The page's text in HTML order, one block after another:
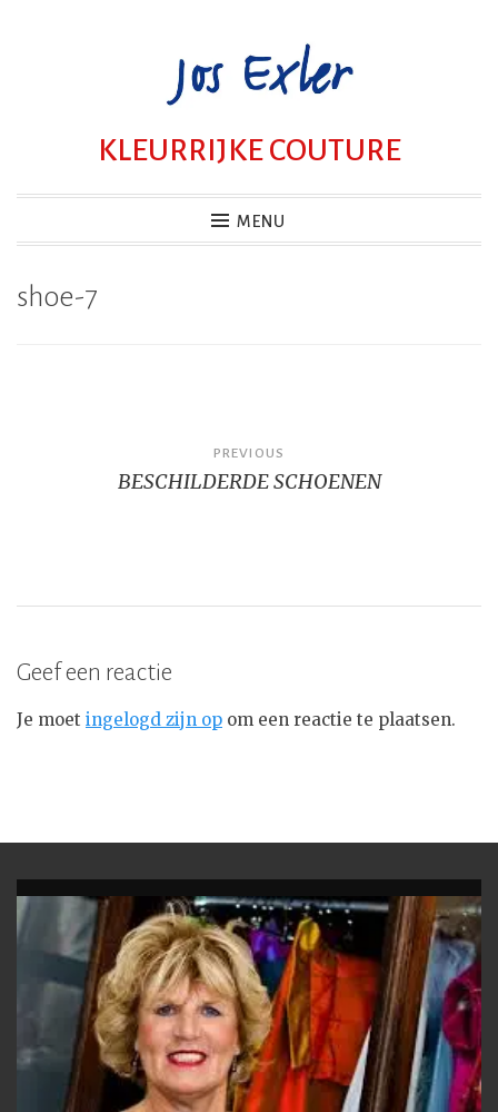
KLEURRIJKE COUTURE
MENU
shoe-7
navigatie
PREVIOUS
BESCHILDERDE SCHOENEN
Geef een reactie
Je moet ingelogd zijn op om een reactie te plaatsen.